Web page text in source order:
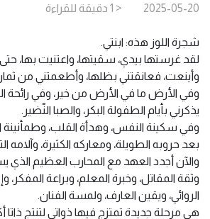
2025-05-20
< 1 دقيقة للقراءة
شجرة اللوز هذه: ابنتي.
لقد غرستها بيدي، سقيتها، واعتنيت بها،
وأينعت، فعانقتني بظلها، وأطعمتني من
وفي الأرض ما في الأرض من خير، وفي رائحة
يذكرني بأيام الطفولة البكر، والصبا النّضير.
وفي سكينة النفس، وهدأة القلب، وطمأنينة
بعد حروبه الطويلة، ومعاركه الكثيرة، وآلامه
والآن أجدد العهد مع المحارب العظيم الذي
وثقة المقاتل، وخبرة المعلم، وبراعة المفكر،
الروائي، ويقين العارف، ولمسة الفنان.
هي مرحلة جديدة تمتزج فيها ذواتي لتنتج ذاتا